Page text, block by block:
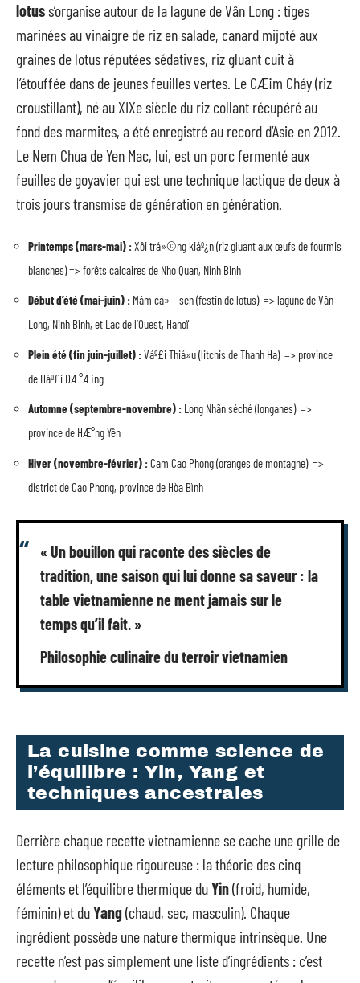
lotuss’organise autour de la lagune de Vân Long : tiges
marinées au vinaigre de riz en salade, canard mijoté aux
graines de lotus réputées sédatives, riz gluant cuit à
l’étouffée dans de jeunes feuilles vertes. Le CÆ¡m Cháy (riz
croustillant), né au XIXe siècle du riz collant récupéré au
fond des marmites, a été enregistré au record d’Asie en 2012.
Le Nem Chua de Yen Mac, lui, est un porc fermenté aux
feuilles de goyavier qui est une technique lactique de deux à
trois jours transmise de génération en génération.
Printemps (mars-mai) :Xôi trá»©ng kiáº¿n (riz gluant aux œufs de fourmis
blanches) => forêts calcaires de Nho Quan, Ninh Binh
Début d’été (mai-juin) : Mâm cá»— sen (festin de lotus) => lagune de Vân
Long, Ninh Binh, et Lac de l’Ouest, Hanoï
Plein été (fin juin-juillet) :Váº£i Thiá»u (litchis de Thanh Ha) => province
de Háº£i DÆ°Æ¡ng
Automne (septembre-novembre) : Long Nhãn séché (longanes) =>
province de HÆ°ng Yên
Hiver (novembre-février) :Cam Cao Phong (oranges de montagne) =>
district de Cao Phong, province de Hòa Bình
« Un bouillon qui raconte des siècles de
tradition, une saison qui lui donne sa saveur : la
table vietnamienne ne ment jamais sur le
temps qu’il fait. »
Philosophie culinaire du terroir vietnamien
La cuisine comme science de
l’équilibre : Yin, Yang et
techniques ancestrales
Derrière chaque recette vietnamienne se cache une grille de
lecture philosophique rigoureuse : la théorie des cinq
éléments et l’équilibre thermique duYin(froid, humide,
féminin) et duYang(chaud, sec, masculin). Chaque
ingrédient possède une nature thermique intrinsèque. Une
recette n’est pas simplement une liste d’ingrédients : c’est